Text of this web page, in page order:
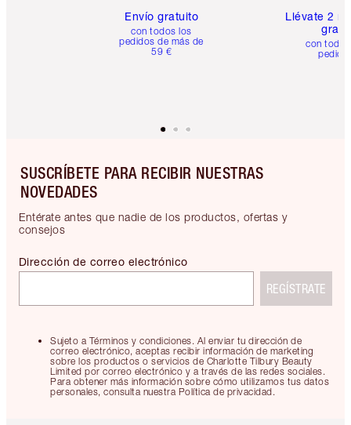
Envío gratuito
con todos los
pedidos de más de
59 €
Llévate 2
gratis
con
SUSCRÍBETE PARA RECIBIR NUESTRAS
NOVEDADES
Entérate antes que nadie de los productos, ofertas y
consejos
Sujeto a Términos y condiciones. Al enviar tu dirección de
correo electrónico, aceptas recibir información de marketing
sobre los productos o servicios de Charlotte Tilbury Beauty
Limited por correo electrónico y a través de las redes sociales.
Para obtener más información sobre cómo utilizamos tus datos
personales, consulta nuestra Política de privacidad.
Dirección de correo electrónico
REGÍSTRATE